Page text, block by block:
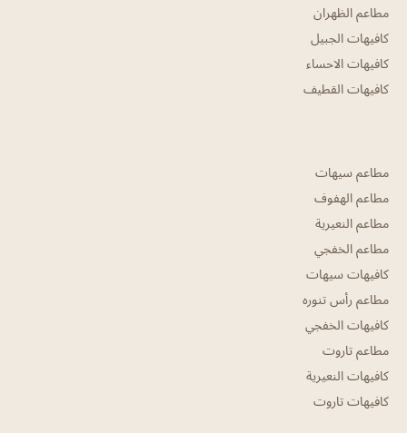
مطاعم الظهران
كافيهات الجبيل
كافيهات الاحساء
كافيهات القطيف
مطاعم سيهات
مطاعم الهفوف
مطاعم النعيرية
مطاعم الخفجي
كافيهات سيهات
مطاعم رأس تنوره
كافيهات الخفجي
مطاعم تاروت
كافيهات النعيرية
كافيهات تاروت